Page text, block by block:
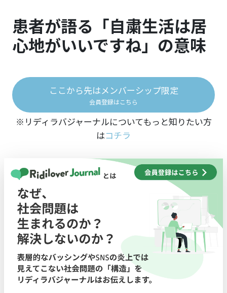
患者が語る「自粛生活は居
心地がいいですね」の意味
ここから先はメンバーシップ限定
会員登録はこちら
※リディラバジャーナルについてもっと知りたい方
はコチラ